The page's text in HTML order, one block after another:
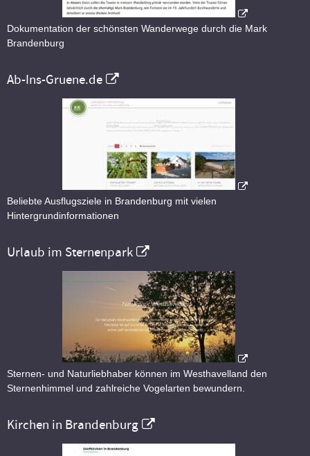
Dokumentation der schönsten Wanderwege durch die Mark
Brandenburg
Ab-Ins-Gruene.de
Beliebte Ausflugsziele in Brandenburg mit vielen
Hintergrundinformationen
Urlaub im Sternenpark
Sternen- und Naturliebhaber können im Westhavelland den
Sternenhimmel und zahlreiche Vogelarten bewundern.
Kirchen in Brandenburg